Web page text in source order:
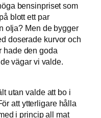
bensinpriset som
blott ett par
olja? Men de bygger
doserade kurvor och
hade den goda
vägar vi valde.
utan valde att bo i
att ytterligare hålla
i princip all mat